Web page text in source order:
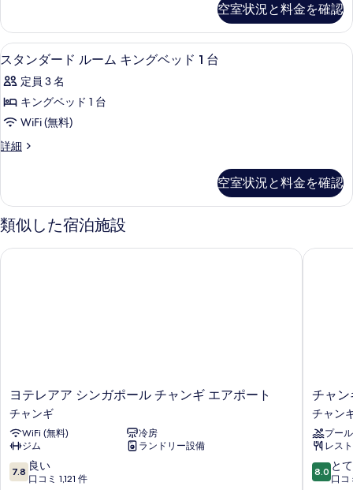
す
る
写
真
を
表
示
す
る
す
べ
て
の
写
真
を
示
す
る
詳
ン
ジ
利
用
可
(Kidztopia
Family
Floor)
の
べ
示
す
る
ラ
ブ
ラ
ン
ジ
用
可
(Kidztopia
High
の
細
空室状況と料金を確認
ス
タ
ン
ダ
ー
ド
ー
ム
キ
ン
の
す
べ
て
の
高級寝具、ピロートップベッド、ミ
13
スタンダード ルーム キングベッド 1 台
定員 3 名
キングベッド 1 台
WiFi (無料)
詳細
ス
ー
ド
ル
ム
細
空室状況と料金を確認
類似した宿泊施設
ヨ
テ
レ
ア
ア
シ
ン
ヨテレアア シンガポール チャンギ エアポート
チャンギ
WiFi (無料)
冷房
ジム
ランドリー設備
10
段
7.8 良い
口コミ 1,121 件
ヨテレアア シンガポール チャンギ エアポート
チ
ャ
ン
ギ
ト
ラ
ン
チャン
チャン
プール
レス
10
段
8.0 と
口コ
チャン